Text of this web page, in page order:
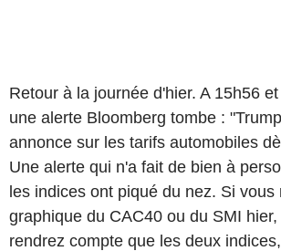
Retour à la journée d'hier. A 15h56
une alerte Bloomberg tombe :
annonce sur les tarifs automobiles
Une alerte qui n'a fait de bien à
les indices ont piqué du nez. Si vous
graphique du CAC40 ou du SMI
rendrez compte que les deux